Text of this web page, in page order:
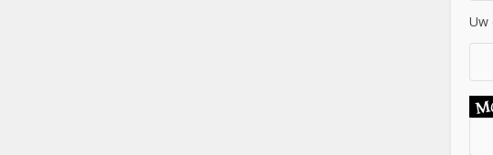
Uw